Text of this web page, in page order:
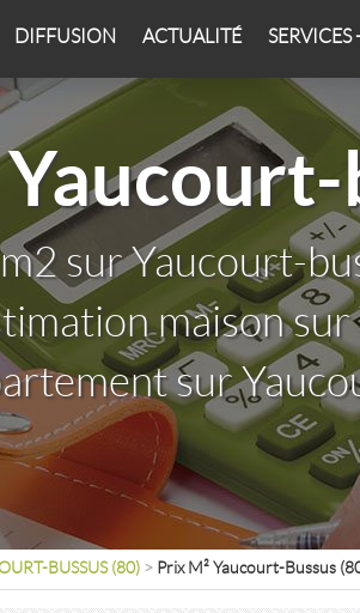
DIFFUSION ACTUALITÉ SERVICES
sur Yaucourt-
maison
sur
BUSSUS (80) > Prix M² Yaucourt-Bussus